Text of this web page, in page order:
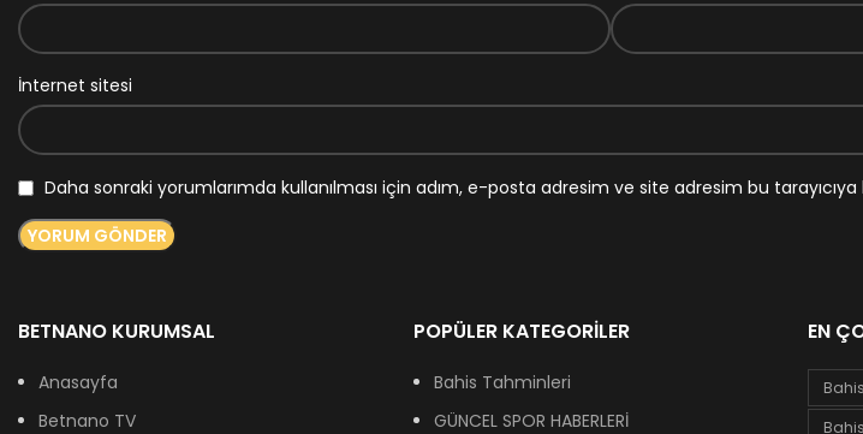
İnternet sitesi
Daha sonraki yorumlarımda kullanılması için adım, e-posta adresim ve site adresim bu tarayıcıya
BETNANO KURUMSAL
Anasayfa
Betnano TV
POPÜLER KATEGORILER
Bahis Tahminleri
GÜNCEL SPOR HABERLERİ
EN
Bahis